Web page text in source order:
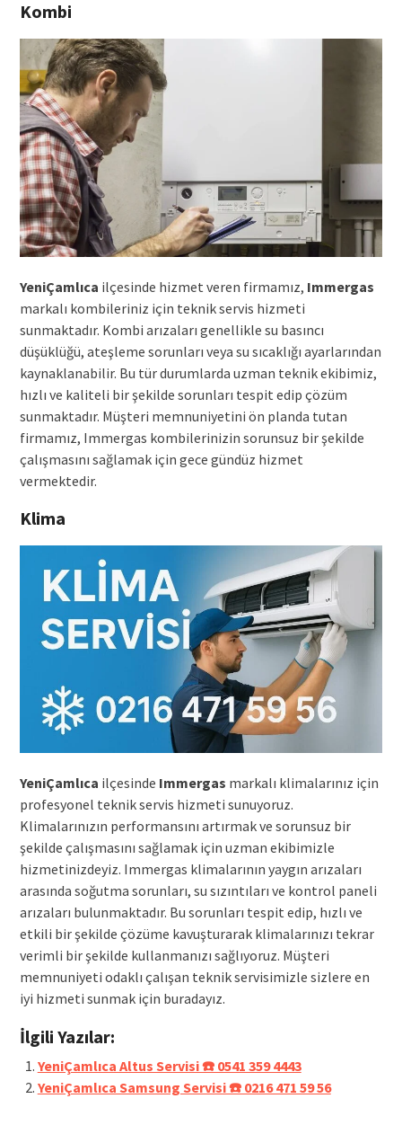
Kombi
YeniÇamlıca ilçesinde hizmet veren firmamız, Immergas
markalı kombileriniz için teknik servis hizmeti
sunmaktadır. Kombi arızaları genellikle su basıncı
düşüklüğü, ateşleme sorunları veya su sıcaklığı ayarlarından
kaynaklanabilir. Bu tür durumlarda uzman teknik ekibimiz,
hızlı ve kaliteli bir şekilde sorunları tespit edip çözüm
sunmaktadır. Müşteri memnuniyetini ön planda tutan
firmamız, Immergas kombilerinizin sorunsuz bir şekilde
çalışmasını sağlamak için gece gündüz hizmet
vermektedir.
Klima
YeniÇamlıca ilçesinde Immergas markalı klimalarınız için
profesyonel teknik servis hizmeti sunuyoruz.
Klimalarınızın performansını artırmak ve sorunsuz bir
şekilde çalışmasını sağlamak için uzman ekibimizle
hizmetinizdeyiz. Immergas klimalarının yaygın arızaları
arasında soğutma sorunları, su sızıntıları ve kontrol paneli
arızaları bulunmaktadır. Bu sorunları tespit edip, hızlı ve
etkili bir şekilde çözüme kavuşturarak klimalarınızı tekrar
verimli bir şekilde kullanmanızı sağlıyoruz. Müşteri
memnuniyeti odaklı çalışan teknik servisimizle sizlere en
iyi hizmeti sunmak için buradayız.
İlgili Yazılar:
YeniÇamlıca Altus Servisi ☎️ 0541 359 4443
YeniÇamlıca Samsung Servisi ☎️ 0216 471 59 56